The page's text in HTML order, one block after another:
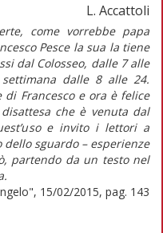
L. Accattoli
come vorrebbe papa
Pesce la sua la tiene
dal Colosseo, dalle 7 alle
dalle 8 alle 24.
di Francesco e ora è felice
che è venuta dal
e invito i lettori a
sguardo – esperienze
partendo da un testo nel
15/02/2015, pag. 143